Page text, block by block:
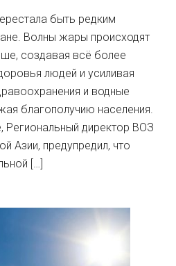
быть редким
Волны жары происходят
создавая всё более
людей и усиливая
и водные
благополучию населения.
Региональный директор ВОЗ
Азии, предупредил, что
[…]